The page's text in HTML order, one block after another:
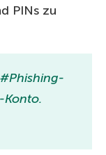
PINs zu